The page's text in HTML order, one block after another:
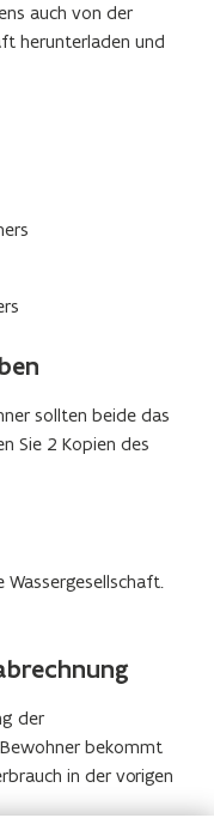
n
e
t
e
auch von der
herunterladen und
sollten beide das
Sie 2 Kopien des
Wassergesellschaft.
der
bekommt
in der vorigen